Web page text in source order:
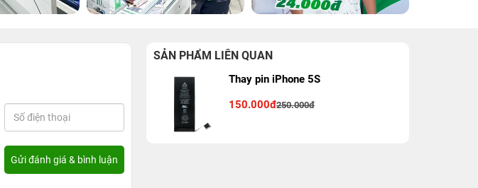
SẢN PHẨM LIÊN QUAN
Thay pin iPhone 5S
150.000đ250.000đ